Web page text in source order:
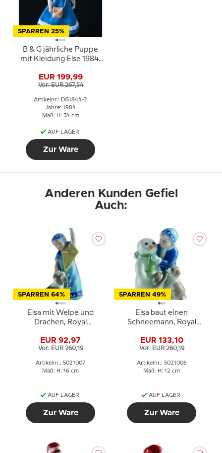
SPARREN 25%
B & G jährliche Puppe
mit Kleidung Else 1984,
EUR 199,99
Vor: EUR 267,54
Artikelnr.: DG1844-2
Jahre: 1984
Maß: H: 34 cm
AUF LAGER
Zur Ware
Anderen Kunden Gefiel
Auch:
SPARREN 64%
Elsa mit Welpe und
Drachen, Royal
007
EUR 92,97
Vor: EUR 260,19
Artikelnr.: 5021007
Maß: H: 16 cm
AUF LAGER
Zur Ware
SPARREN 49%
Elsa baut einen
Schneemann, Royal
006
EUR 133,10
Vor: EUR 260,19
Artikelnr.: 5021006
Maß: H: 12 cm
AUF LAGER
Zur Ware